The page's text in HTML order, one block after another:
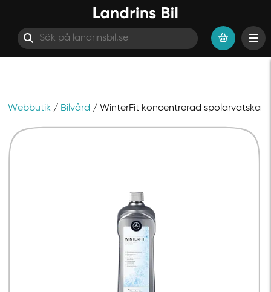
Webbutik / Bilvård / WinterFit koncentrerad spolarvätska